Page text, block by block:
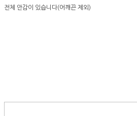
전체 안감이 있습니다(어깨끈 제외)